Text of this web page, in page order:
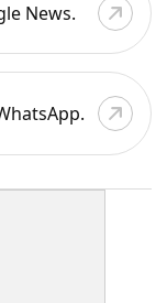
News.